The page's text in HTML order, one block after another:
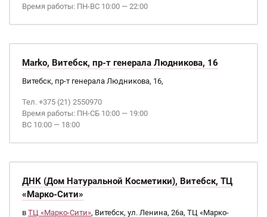
Время работы: ПН-ВС 10:00 — 22:00
Marko, Витебск, пр-т генерала Людникова, 16
Витебск, пр-т генерала Людникова, 16,
Тел. +375 (21) 2550970
Время работы: ПН-СБ 10:00 — 19:00
ВС 10:00 — 18:00
ДНК (Дом Натуральной Косметики), Витебск, ТЦ
«Марко-Сити»
в ТЦ «Марко-Сити», Витебск, ул. Ленина, 26а, ТЦ «Марко-